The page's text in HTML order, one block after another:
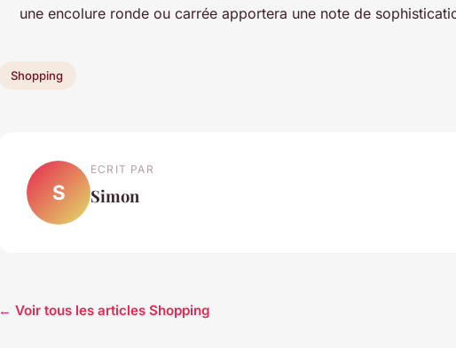
une encolure ronde ou carrée apportera une note de
Shopping
S
ECRIT PAR
Simon
← Voir tous les articles Shopping